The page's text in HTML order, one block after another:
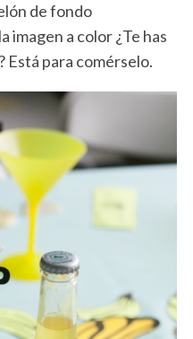
de fondo
imagen a color ¿Te has
Está para comérselo.